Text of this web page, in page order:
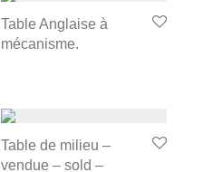
Table Anglaise à
mécanisme.
Table de milieu –
vendue – sold –